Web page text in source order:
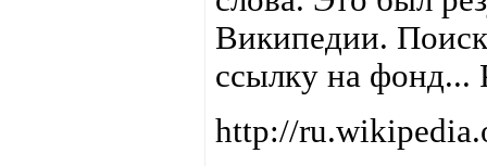
Википедии. Поиск
ссылку на фонд...
http://